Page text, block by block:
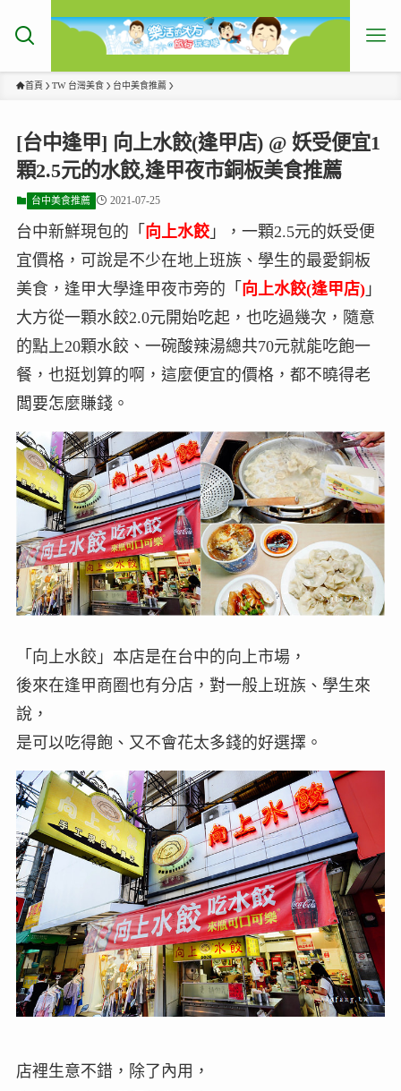
首頁 TW 台灣美食 台中美食推薦
[台中逢甲] 向上水餃(逢甲店) @ 妖受便宜1
顆2.5元的水餃,逢甲夜市銅板美食推薦
台中美食推薦 2021-07-25
台中新鮮現包的「 向上水餃」，一顆2.5元的妖受便
宜價格，可說是不少在地上班族、學生的最愛銅板
美食，逢甲大學逢甲夜市旁的「 向上水餃(逢甲店)」
大方從一顆水餃2.0元開始吃起，也吃過幾次，隨意
的點上20顆水餃、一碗酸辣湯總共70元就能吃飽一
餐，也挺划算的啊，這麼便宜的價格，都不曉得老
闆要怎麼賺錢。
「向上水餃」本店是在台中的向上市場，
後來在逢甲商圈也有分店，對一般上班族、學生來
說，
是可以吃得飽、又不會花太多錢的好選擇。
店裡生意不錯，除了內用，